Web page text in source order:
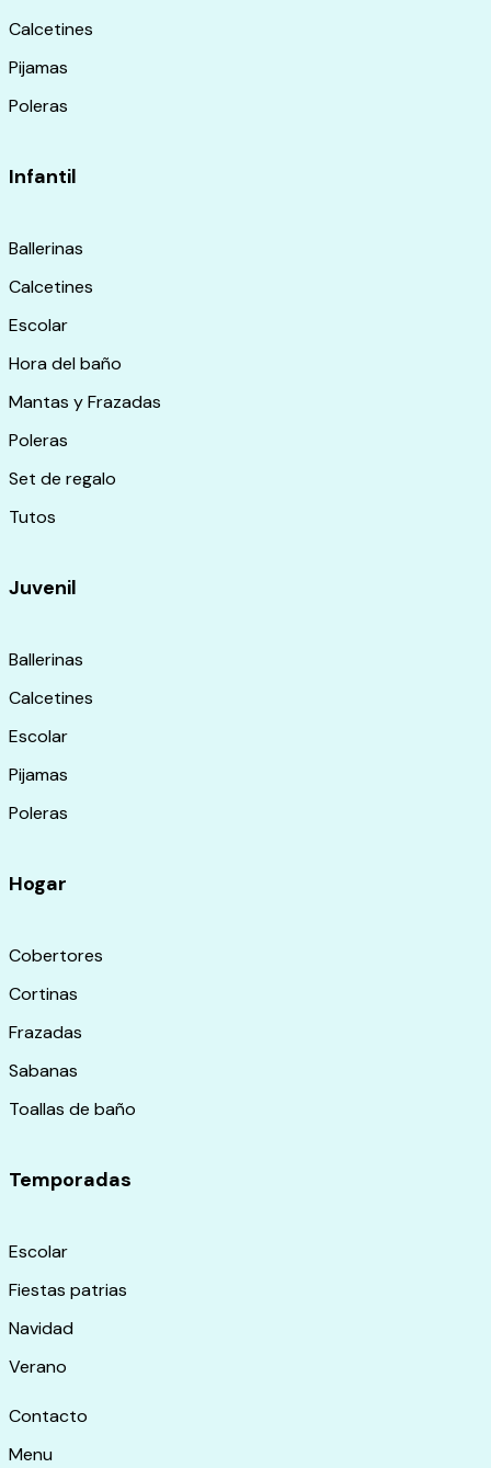
Calcetines
Pijamas
Poleras
Infantil
Ballerinas
Calcetines
Escolar
Hora del baño
Mantas y Frazadas
Poleras
Set de regalo
Tutos
Juvenil
Ballerinas
Calcetines
Escolar
Pijamas
Poleras
Hogar
Cobertores
Cortinas
Frazadas
Sabanas
Toallas de baño
Temporadas
Escolar
Fiestas patrias
Navidad
Verano
Contacto
Menu